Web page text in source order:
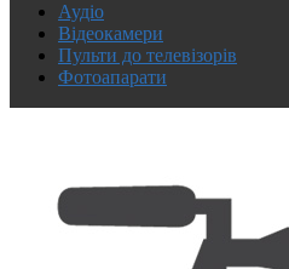
Аудіо
Відеокамери
Пульти до телевізорів
Фотоапарати